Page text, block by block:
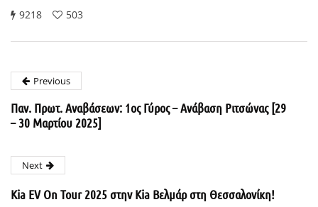
9218 503
Previous
Παν. Πρωτ. Αναβάσεων: 1ος Γύρος – Ανάβαση Ριτσώνας [29
– 30 Μαρτίου 2025]
Next
Kia EV On Tour 2025 στην Kia Βελμάρ στη Θεσσαλονίκη!